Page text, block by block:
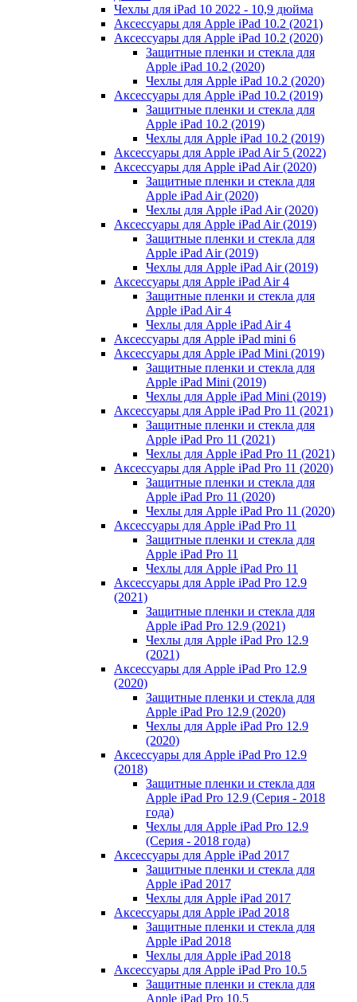
Чехлы для iPad 10 2022 - 10,9 дюйма
Аксессуары для Apple iPad 10.2 (2021)
Аксессуары для Apple iPad 10.2 (2020)
Защитные пленки и стекла для
Apple iPad 10.2 (2020)
Чехлы для Apple iPad 10.2 (2020)
Аксессуары для Apple iPad 10.2 (2019)
Защитные пленки и стекла для
Apple iPad 10.2 (2019)
Чехлы для Apple iPad 10.2 (2019)
Аксессуары для Apple iPad Air 5 (2022)
Аксессуары для Apple iPad Air (2020)
Защитные пленки и стекла для
Apple iPad Air (2020)
Чехлы для Apple iPad Air (2020)
Аксессуары для Apple iPad Air (2019)
Защитные пленки и стекла для
Apple iPad Air (2019)
Чехлы для Apple iPad Air (2019)
Аксессуары для Apple iPad Air 4
Защитные пленки и стекла для
Apple iPad Air 4
Чехлы для Apple iPad Air 4
Аксессуары для Apple iPad mini 6
Аксессуары для Apple iPad Mini (2019)
Защитные пленки и стекла для
Apple iPad Mini (2019)
Чехлы для Apple iPad Mini (2019)
Аксессуары для Apple iPad Pro 11 (2021)
Защитные пленки и стекла для
Apple iPad Pro 11 (2021)
Чехлы для Apple iPad Pro 11 (2021)
Аксессуары для Apple iPad Pro 11 (2020)
Защитные пленки и стекла для
Apple iPad Pro 11 (2020)
Чехлы для Apple iPad Pro 11 (2020)
Аксессуары для Apple iPad Pro 11
Защитные пленки и стекла для
Apple iPad Pro 11
Чехлы для Apple iPad Pro 11
Аксессуары для Apple iPad Pro 12.9
(2021)
Защитные пленки и стекла для
Apple iPad Pro 12.9 (2021)
Чехлы для Apple iPad Pro 12.9
(2021)
Аксессуары для Apple iPad Pro 12.9
(2020)
Защитные пленки и стекла для
Apple iPad Pro 12.9 (2020)
Чехлы для Apple iPad Pro 12.9
(2020)
Аксессуары для Apple iPad Pro 12.9
(2018)
Защитные пленки и стекла для
Apple iPad Pro 12.9 (Серия - 2018
года)
Чехлы для Apple iPad Pro 12.9
(Серия - 2018 года)
Аксессуары для Apple iPad 2017
Защитные пленки и стекла для
Apple iPad 2017
Чехлы для Apple iPad 2017
Аксессуары для Apple iPad 2018
Защитные пленки и стекла для
Apple iPad 2018
Чехлы для Apple iPad 2018
Аксессуары для Apple iPad Pro 10.5
Защитные пленки и стекла для
Apple iPad Pro 10.5